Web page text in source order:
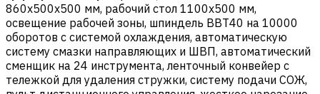
860х500х500 мм, рабочий стол 1100х500 мм,
освещение рабочей зоны, шпиндель BBT40 на 10000
оборотов с системой охлаждения, автоматическую
систему смазки направляющих и ШВП, автоматический
сменщик на 24 инструмента, ленточный конвейер с
тележкой для удаления стружки, систему подачи СОЖ,